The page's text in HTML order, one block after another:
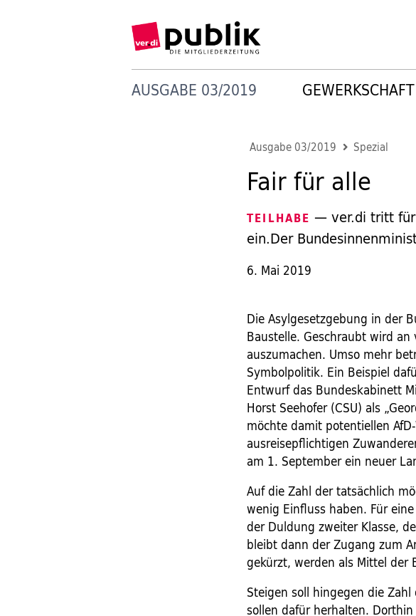
AUSGABE 03/2019 GEWERKSCHAFT
Ausgabe 03/2019 Spezial
Fair für alle
TEILHABE — ver.di tritt für
ein.Der
6. Mai 2019
Die Asylgesetzgebung in der
Baustelle. Geschraubt wird
auszumachen. Umso mehr
Symbolpolitik. Ein Beispiel
Entwurf das Bundeskabinett
Horst Seehofer (CSU) als
möchte damit potentiellen
ausreisepflichtigen
am 1. September ein neuer
Auf die Zahl der tatsächlich
wenig Einfluss haben. Für
der Duldung zweiter Klasse,
bleibt dann der Zugang zum
gekürzt, werden als Mittel der
Steigen soll hingegen die
sollen dafür herhalten.